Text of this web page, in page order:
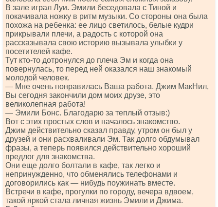
В зале играл Луи. Эмили беседовала с Тиной и
покачивала ножку в ритм музыки. Со стороны она была
похожа на ребенка: ее лицо светилось, белые кудри
прикрывали плечи, а радость с которой она
рассказывала свою историю вызывала улыбки у
посетителей кафе.
Тут кто-то дотронулся до плеча Эм и когда она
повернулась, то перед ней оказался наш знакомый
молодой человек.
— Мне очень понравилась Ваша работа. Джим МакНил,
Вы сегодня закончили дом моих друзе, это
великолепная работа!
— Эмили Бонс. Благодарю за теплый отзыв:)
Вот с этих простых слов и началось знакомство.
Джим действительно сказал правду, утром он был у
друзей и они расхваливали Эм. Так долго обдумывал
фразы, а теперь появился действительно хороший
предлог для знакомства.
Они еще долго болтали в кафе, так легко и
непринужденно, что обменялись телефонами и
договорились как — нибудь поужинать вместе.
Встречи в кафе, прогулки по городу, вечера вдвоем,
такой яркой стала личная жизнь Эмили и Джима.